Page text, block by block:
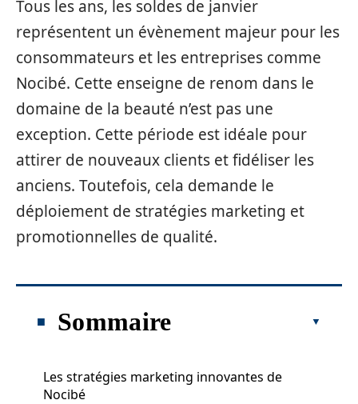
Tous les ans, les soldes de janvier
représentent un évènement majeur pour les
consommateurs et les entreprises comme
Nocibé. Cette enseigne de renom dans le
domaine de la beauté n’est pas une
exception. Cette période est idéale pour
attirer de nouveaux clients et fidéliser les
anciens. Toutefois, cela demande le
déploiement de stratégies marketing et
promotionnelles de qualité.
Sommaire
Les stratégies marketing innovantes de
Nocibé